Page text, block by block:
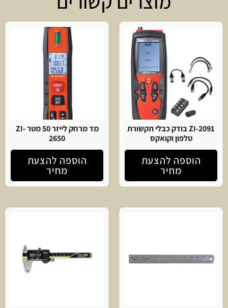
ZI-2091 בודק כבלי תקשורת
טלפון וקואקס
הוספה להצעת
מחיר
מד מרחק לייזר 50 מטר ZI-
2650
הוספה להצעת
מחיר